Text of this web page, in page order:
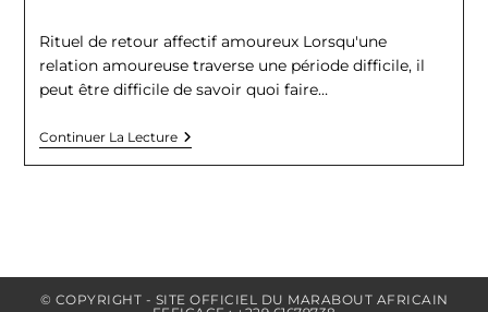
la
publication :
Rituel de retour affectif amoureux Lorsqu'une
relation amoureuse traverse une période difficile, il
peut être difficile de savoir quoi faire…
Continuer La LectureRituel
© COPYRIGHT - SITE OFFICIEL DU MARABOUT AFRICAIN